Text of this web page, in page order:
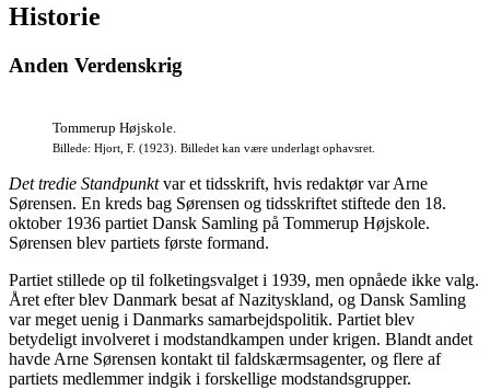
Historie
Anden Verdenskrig
Tommerup Højskole.
Billede: Hjort, F. (1923). Billedet kan være underlagt ophavsret.
Det tredie Standpunktvar et tidsskrift, hvis redaktør var Arne
Sørensen. En kreds bag Sørensen og tidsskriftet stiftede den 18.
oktober 1936 partiet Dansk Samling på Tommerup Højskole.
Sørensen blev partiets første formand.
Partiet stillede op til folketingsvalget i 1939, men opnåede ikke valg.
Året efter blev Danmark besat af Nazityskland, og Dansk Samling
var meget uenig i Danmarks samarbejdspolitik. Partiet blev
betydeligt involveret i modstandkampen under krigen. Blandt andet
havde Arne Sørensen kontakt til faldskærmsagenter, og flere af
partiets medlemmer indgik i forskellige modstandsgrupper.